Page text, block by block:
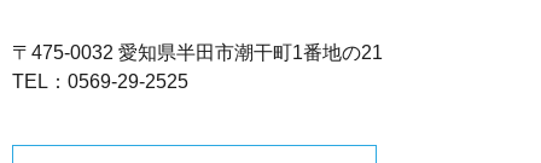
〒475-0032 愛知県半田市潮干町1番地の21
TEL： 0569-29-2525